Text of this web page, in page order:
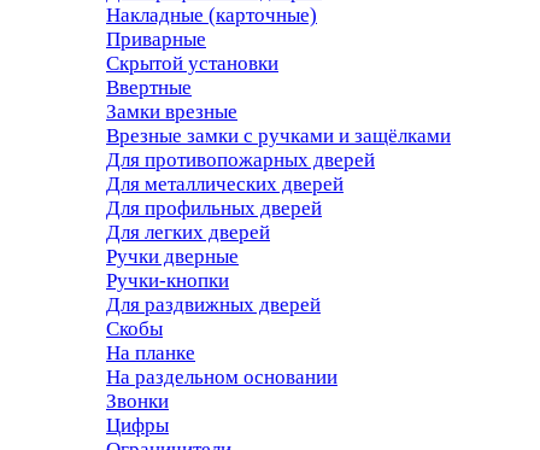
Накладные (карточные)
Приварные
Скрытой установки
Ввертные
Замки врезные
Врезные замки с ручками и защёлками
Для противопожарных дверей
Для металлических дверей
Для профильных дверей
Для легких дверей
Ручки дверные
Ручки-кнопки
Для раздвижных дверей
Скобы
На планке
На раздельном основании
Звонки
Цифры